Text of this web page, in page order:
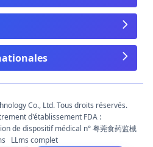
Co., Ltd. Tous droits réservés.
d'établissement FDA :
de dispositif médical n° 粤莞食药监械
LLms complet